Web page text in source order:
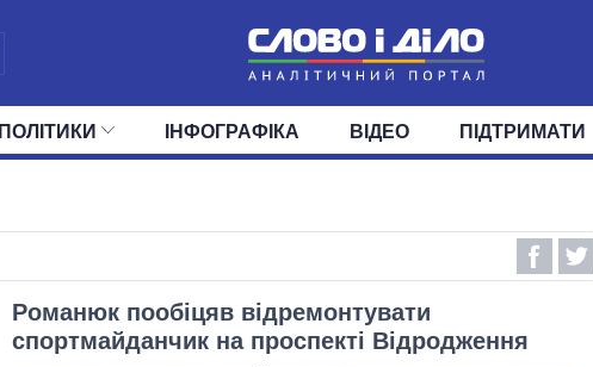
СВІТ
ПОЛIТИКИ
ОКРУГИ
ІНФОГРАФІКА ВІДЕО ПІДТРИМАТИ
Романюк пообіцяв відремонтувати
спортмайданчик на проспекті Відродження